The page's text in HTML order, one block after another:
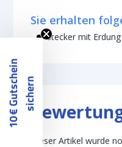
Sie erhalten
Stecker mit
Dieser Artikel wurde
1
0
€
G
u
t
s
c
h
e
i
n
s
i
c
h
e
r n